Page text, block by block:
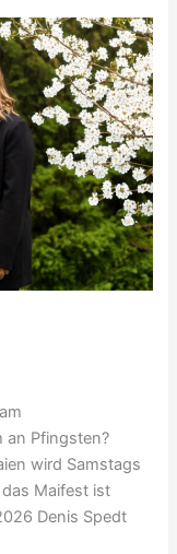
an Pfingsten?
wird Samstags
Maifest ist
Denis Spedt